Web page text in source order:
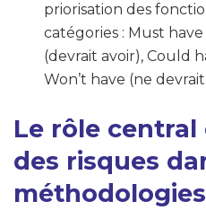
priorisation des
catégories : Must
(devrait avoir), Could
Won’t have (ne
Le rôle
des risques